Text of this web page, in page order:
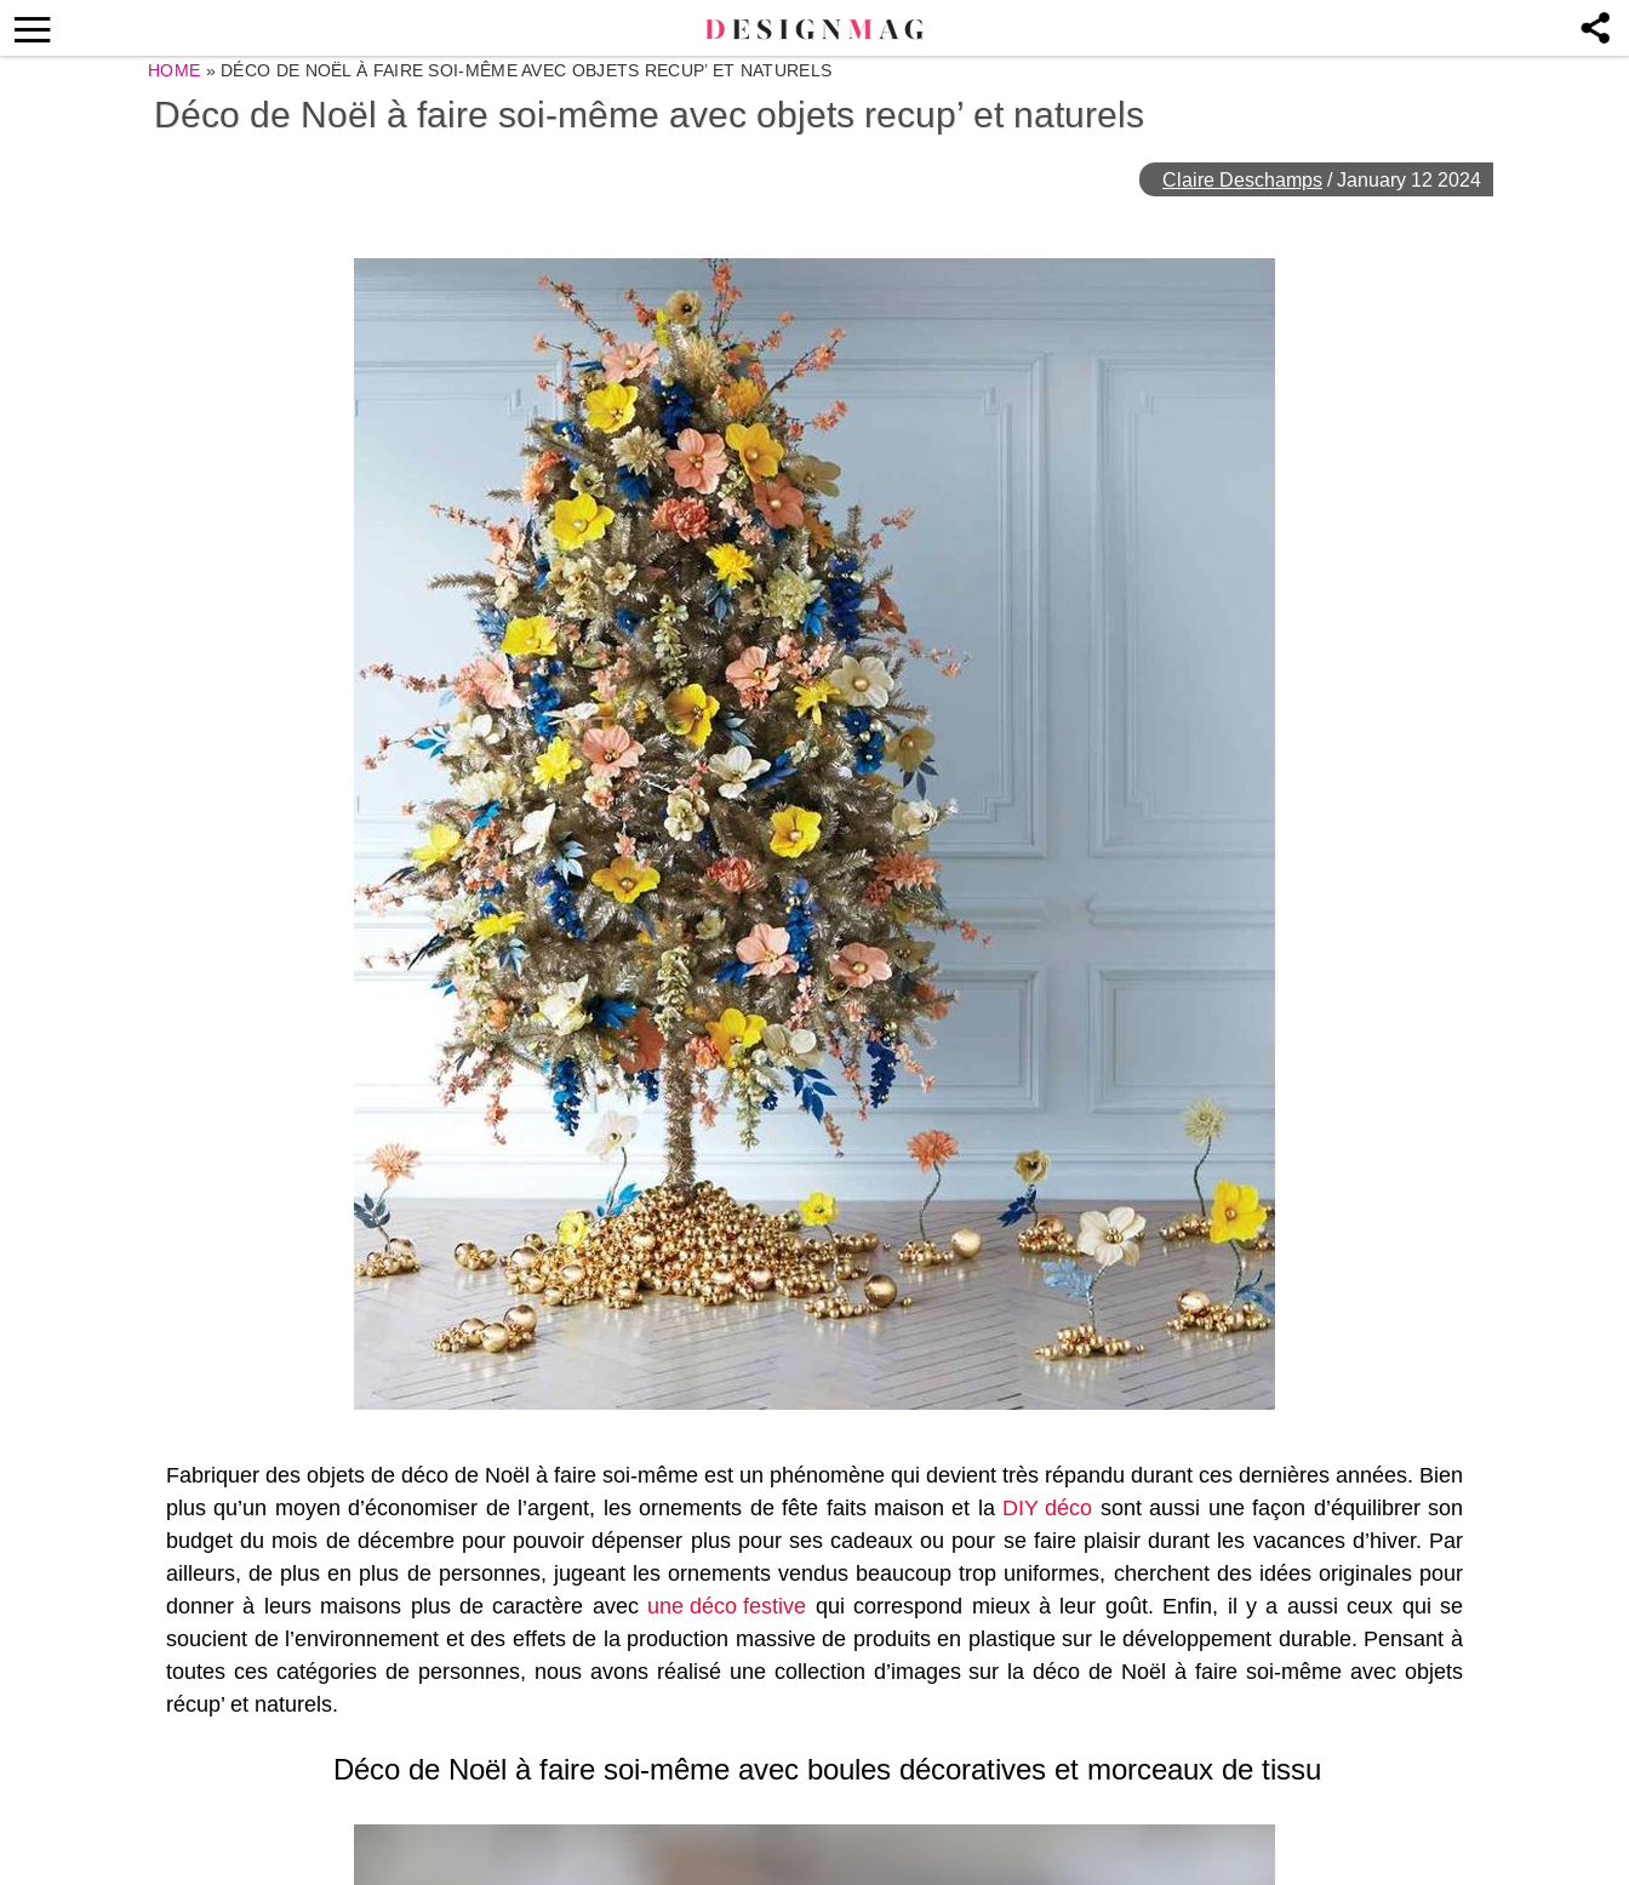
HOME » DÉCO DE NOËL À FAIRE SOI-MÊME AVEC OBJETS RECUP’ ET NATURELS
Déco de Noël à faire soi-même avec objets recup’ et naturels
Claire Deschamps /January 12 2024
Fabriquer des objets de déco de Noël à faire soi-même est un phénomène qui devient très répandu durant ces dernières années. Bien
plus qu’un moyen d’économiser de l’argent, les ornements de fête faits maison et la DIY déco sont aussi une façon d’équilibrer son
budget du mois de décembre pour pouvoir dépenser plus pour ses cadeaux ou pour se faire plaisir durant les vacances d’hiver. Par
ailleurs, de plus en plus de personnes, jugeant les ornements vendus beaucoup trop uniformes, cherchent des idées originales pour
donner à leurs maisons plus de caractère avec une déco festive qui correspond mieux à leur goût. Enfin, il y a aussi ceux qui se
soucient de l’environnement et des effets de la production massive de produits en plastique sur le développement durable. Pensant à
toutes ces catégories de personnes, nous avons réalisé une collection d’images sur la déco de Noël à faire soi-même avec objets
récup’ et naturels.
Déco de Noël à faire soi-même avec boules décoratives et morceaux de tissu